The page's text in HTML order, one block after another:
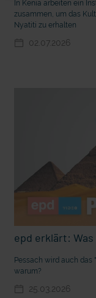
In Kenia arbeiten ein
zusammen, um das
Nyatiti zu erhalten
02.07.2026
epd erklärt:
Pessach wird auch das
warum?
25.03.2026